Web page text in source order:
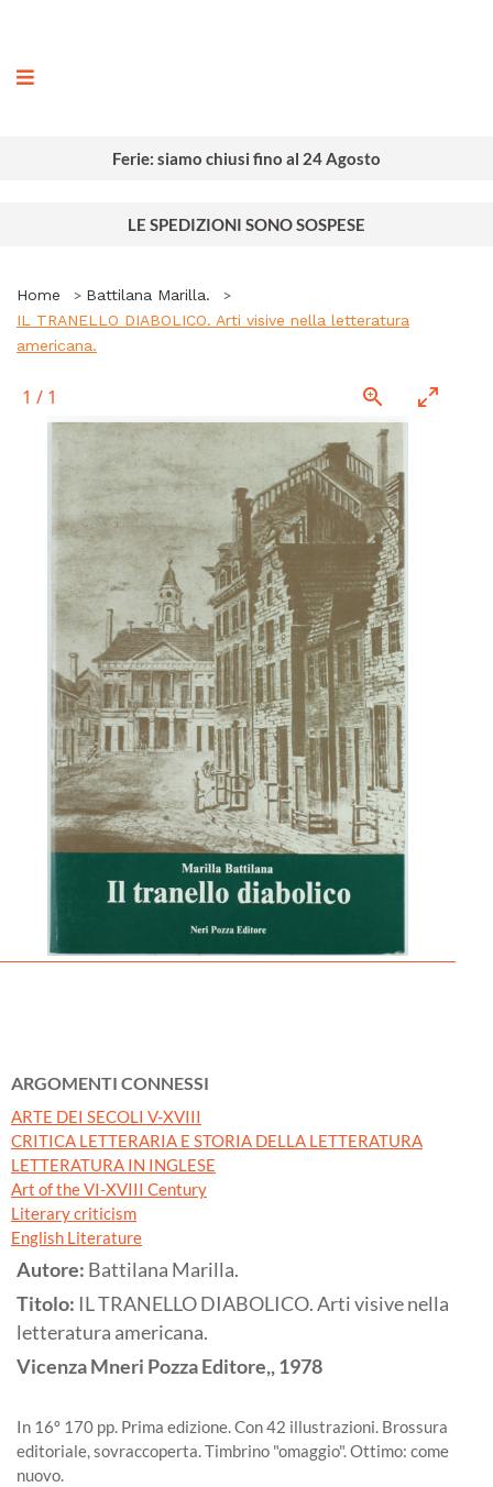
Ferie: siamo chiusi fino al 24 Agosto
LE SPEDIZIONI SONO SOSPESE
Home
Battilana Marilla.
IL TRANELLO DIABOLICO. Arti visive nella letteratura
americana.
1 / 1
ARGOMENTI CONNESSI
ARTE DEI SECOLI V-XVIII
CRITICA LETTERARIA E STORIA DELLA LETTERATURA
LETTERATURA IN INGLESE
Art of the VI-XVIII Century
Literary criticism
English Literature
Autore: Battilana Marilla.
Titolo: IL TRANELLO DIABOLICO. Arti visive nella
letteratura americana.
VicenzaMneri Pozza Editore,,1978
In 16º 170 pp. Prima edizione. Con 42 illustrazioni. Brossura
editoriale, sovraccoperta. Timbrino "omaggio". Ottimo: come
nuovo.